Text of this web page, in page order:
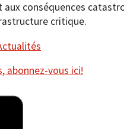
conséquences
critique.
abonnez-vous ici!